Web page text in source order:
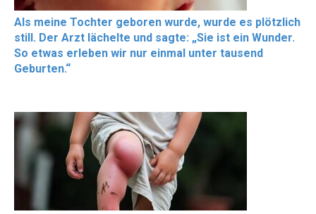
Als meine Tochter geboren wurde, wurde es plötzlich
still. Der Arzt lächelte und sagte: „Sie ist ein Wunder.
So etwas erleben wir nur einmal unter tausend
Geburten.“